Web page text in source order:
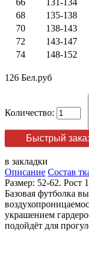
66
131-134
68
135-138
70
138-143
72
143-147
74
148-152
126 Бел.руб
Количество:
Быстрый
в закладки
Описание Состав
Размер: 52-62. Рост
Базовая футболка
украшением
подойдёт для